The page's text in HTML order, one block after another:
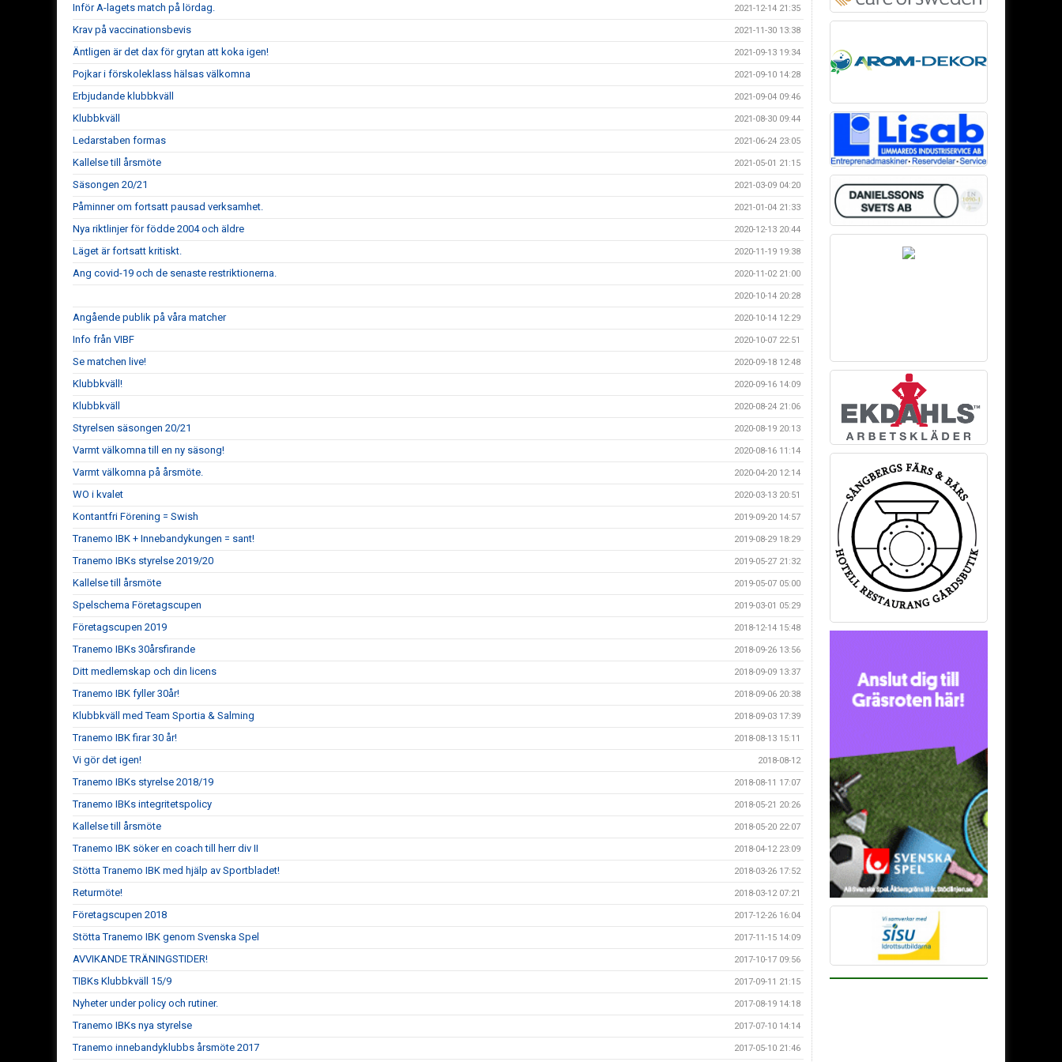
Inför A-lagets match på lördag. 2021-12-14 21:35
Krav på vaccinationsbevis 2021-11-30 13:38
Äntligen är det dax för grytan att koka igen! 2021-09-13 19:34
Pojkar i förskoleklass hälsas välkomna 2021-09-10 14:28
Erbjudande klubbkväll 2021-09-04 09:46
Klubbkväll 2021-08-30 09:44
Ledarstaben formas 2021-06-24 23:05
Kallelse till årsmöte 2021-05-01 21:15
Säsongen 20/21 2021-03-09 04:20
Påminner om fortsatt pausad verksamhet. 2021-01-04 21:33
Nya riktlinjer för födde 2004 och äldre 2020-12-13 20:44
Läget är fortsatt kritiskt. 2020-11-19 19:38
Ang covid-19 och de senaste restriktionerna. 2020-11-02 21:00
2020-10-14 20:28
Angående publik på våra matcher 2020-10-14 12:29
Info från VIBF 2020-10-07 22:51
Se matchen live! 2020-09-18 12:48
Klubbkväll! 2020-09-16 14:09
Klubbkväll 2020-08-24 21:06
Styrelsen säsongen 20/21 2020-08-19 20:13
Varmt välkomna till en ny säsong! 2020-08-16 11:14
Varmt välkomna på årsmöte. 2020-04-20 12:14
WO i kvalet 2020-03-13 20:51
Kontantfri Förening = Swish 2019-09-20 14:57
Tranemo IBK + Innebandykungen = sant! 2019-08-29 18:29
Tranemo IBKs styrelse 2019/20 2019-05-27 21:32
Kallelse till årsmöte 2019-05-07 05:00
Spelschema Företagscupen 2019-03-01 05:29
Företagscupen 2019 2018-12-14 15:48
Tranemo IBKs 30årsfirande 2018-09-26 13:56
Ditt medlemskap och din licens 2018-09-09 13:37
Tranemo IBK fyller 30år! 2018-09-06 20:38
Klubbkväll med Team Sportia & Salming 2018-09-03 17:39
Tranemo IBK firar 30 år! 2018-08-13 15:11
Vi gör det igen! 2018-08-12
Tranemo IBKs styrelse 2018/19 2018-08-11 17:07
Tranemo IBKs integritetspolicy 2018-05-21 20:26
Kallelse till årsmöte 2018-05-20 22:07
Tranemo IBK söker en coach till herr div II 2018-04-12 23:09
Stötta Tranemo IBK med hjälp av Sportbladet! 2018-03-26 17:52
Returmöte! 2018-03-12 07:21
Företagscupen 2018 2017-12-26 16:04
Stötta Tranemo IBK genom Svenska Spel 2017-11-15 14:09
AVVIKANDE TRÄNINGSTIDER! 2017-10-17 09:56
TIBKs Klubbkväll 15/9 2017-09-11 21:15
Nyheter under policy och rutiner. 2017-08-19 14:18
Tranemo IBKs nya styrelse 2017-07-10 14:14
Tranemo innebandyklubbs årsmöte 2017 2017-05-10 21:46